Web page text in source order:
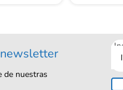
de nuestras
tu